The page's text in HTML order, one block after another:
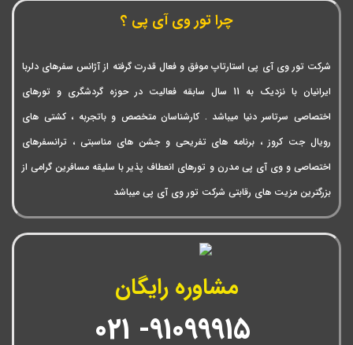
چرا تور وی آی پی ؟
شرکت تور وی آی پی استارتاپ موفق و فعال قدرت گرفته از آژانس سفرهای دلربا
ایرانیان با نزدیک به 11 سال سابقه فعالیت در حوزه گردشگری و تورهای
اختصاصی سرتاسر دنیا میباشد . کارشناسان متخصص و باتجربه ، کشتی های
رویال جت کروز ، برنامه های تفریحی و جشن های مناسبتی ، ترانسفرهای
اختصاصی و وی آی پی مدرن و تورهای انعطاف پذیر با سلیقه مسافرین گرامی از
بزرگترین مزیت های رقابتی شرکت تور وی آی پی میباشد
مشاوره رایگان